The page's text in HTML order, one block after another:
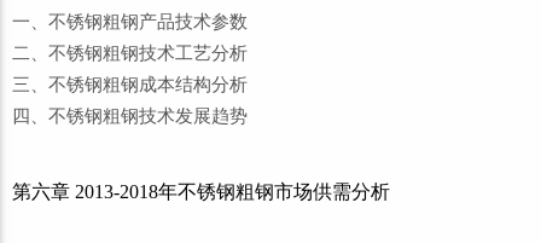
一、不锈钢粗钢产品技术参数
二、不锈钢粗钢技术工艺分析
三、不锈钢粗钢成本结构分析
四、不锈钢粗钢技术发展趋势
第六章 2013-2018年不锈钢粗钢市场供需分析